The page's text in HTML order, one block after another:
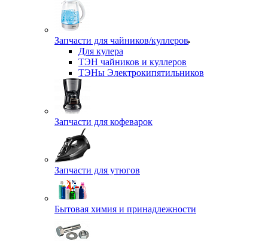
Запчасти для чайников/куллеров
Для кулера
ТЭН чайников и куллеров
ТЭНы Электрокипятильников
Запчасти для кофеварок
Запчасти для утюгов
Бытовая химия и принадлежности